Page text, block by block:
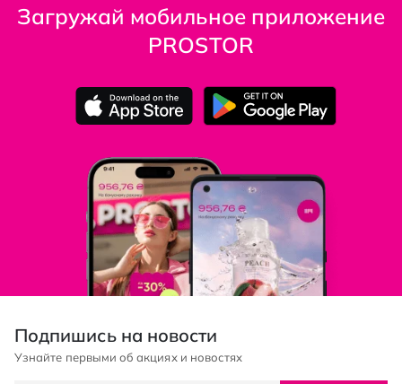
Загружай мобильное приложение
PROSTOR
Подпишись на новости
Узнайте первыми об акциях и новостях